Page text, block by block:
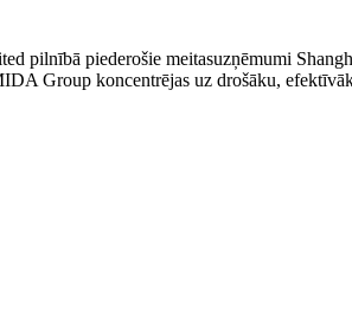
pilnībā piederošie meitasuzņēmumi
Group koncentrējas uz drošāku,